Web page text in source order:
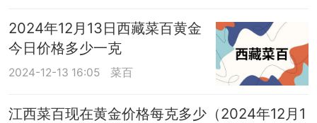
2024年12月13日西藏菜百黄金
今日价格多少一克
2024-12-13 16:05 菜百
江西菜百现在黄金价格每克多少（2024年12月1